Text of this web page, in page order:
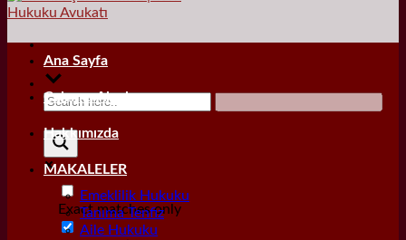
Exact matches only
Ana Sayfa
Çalışma Alanları
Hakkımızda
MAKALELER
Emeklilik Hukuku
Tanıma Tenfiz
Aile Hukuku